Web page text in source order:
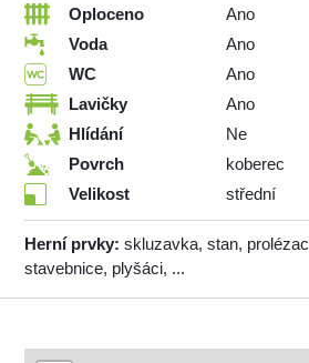
Oploceno
Ano
Voda
Ano
WC
Ano
Lavičky
Ano
Hlídání
Ne
Povrch
koberec
Velikost
střední
Herní prvky: skluzavka, stan,
stavebnice, plyšáci, ...